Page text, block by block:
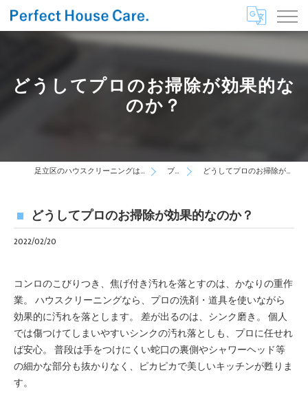
どうしてプロのお掃除が効果的な
のか？
足立区のハウスクリーニングはPerfect House Care ブログ どうしてプロのお掃除が効果的なのか？
どうしてプロのお掃除が効果的なのか？
2022/02/20
コンロのこびりつき、焦げ付き汚れを落とすのは、かなりの重作
業。 ハウスクリーニングなら、プロの洗剤・道具を使いながら
効果的に汚れを落とします。 差が出るのは、シンク磨き。 個人
では傷つけてしまいやすいシンクの汚れ落としも、プロに任せれ
ば安心。 普段は手をつけにくい蛇口の裏側やシャワーヘッド等
の細かな部分も抜かりなく、ピカピカで美しいキッチンが甦りま
す。